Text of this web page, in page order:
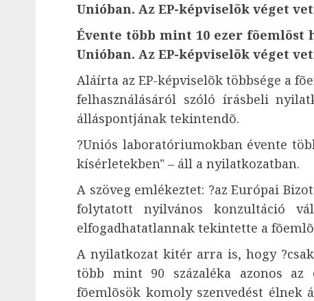
Unióban. Az EP-képviselõk véget
Évente több mint 10 ezer fõemlõst
Unióban. Az EP-képviselõk véget
Aláírta az EP-képviselõk többsége a
felhasználásáról szóló írásbeli
álláspontjának tekintendõ.
?Uniós laboratóriumokban évente
kísérletekben" – áll a nyilatkozatban.
A szöveg emlékeztet: ?az Európai
folytatott nyilvános konzultáció
elfogadhatatlannak tekintette a
A nyilatkozat kitér arra is, hogy
több mint 90 százaléka azonos
fõemlõsök komoly szenvedést élnek